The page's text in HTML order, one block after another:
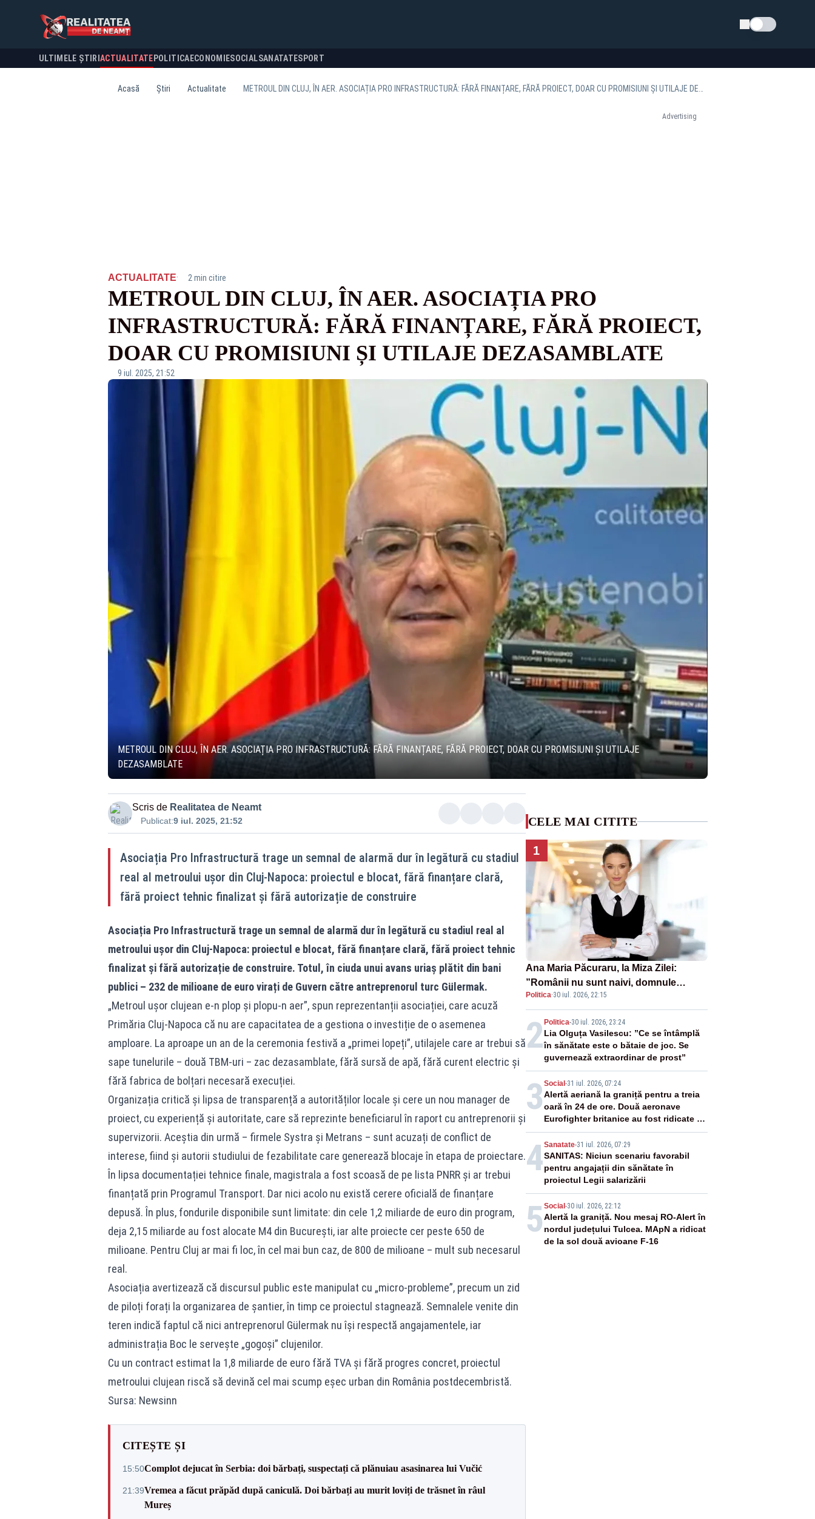
Schimba tema
ULTIMELE ȘTIRI ACTUALITATE POLITICA ECONOMIESOCIALSANATATESPORT
Acasă Știri Actualitate
Advertising
ACTUALITATE· 2 min citire
METROUL DIN CLUJ, ÎN AER. ASOCIAȚIA PRO
INFRASTRUCTURĂ: FĂRĂ FINANȚARE, FĂRĂ PROIECT,
DOAR CU PROMISIUNI ȘI UTILAJE DEZASAMBLATE
9 iul. 2025, 21:52
METROUL DIN CLUJ, ÎN AER. ASOCIAȚIA PRO INFRASTRUCTURĂ: FĂRĂ FINANȚARE, FĂRĂ PROIECT, DOAR CU PROMISIUNI ȘI UTILAJE
DEZASAMBLATE
Scris de Realitatea de Neamt
Publicat:9 iul. 2025, 21:52
Asociația Pro Infrastructură trage un semnal de alarmă dur în legătură cu stadiul
real al metroului ușor din Cluj-Napoca: proiectul e blocat, fără finanțare clară,
fără proiect tehnic finalizat și fără autorizație de construire
Asociația Pro Infrastructură trage un semnal de alarmă dur în legătură cu stadiul real al
metroului ușor din Cluj-Napoca: proiectul e blocat, fără finanțare clară, fără proiect tehnic
finalizat și fără autorizație de construire. Totul, în ciuda unui avans uriaș plătit din bani
publici – 232 de milioane de euro virați de Guvern către antreprenorul turc Gülermak.
„Metroul ușor clujean e-n plop și plopu-n aer”, spun reprezentanții asociației, care acuză
Primăria Cluj-Napoca că nu are capacitatea de a gestiona o investiție de o asemenea
amploare. La aproape un an de la ceremonia festivă a „primei lopeți”, utilajele care ar trebui să
sape tunelurile – două TBM-uri – zac dezasamblate, fără sursă de apă, fără curent electric și
fără fabrica de bolțari necesară execuției.
Organizația critică și lipsa de transparență a autorităților locale și cere un nou manager de
proiect, cu experiență și autoritate, care să reprezinte beneficiarul în raport cu antreprenorii și
supervizorii. Aceștia din urmă – firmele Systra și Metrans – sunt acuzați de conflict de
interese, fiind și autorii studiului de fezabilitate care generează blocaje în etapa de proiectare.
În lipsa documentației tehnice finale, magistrala a fost scoasă de pe lista PNRR și ar trebui
finanțată prin Programul Transport. Dar nici acolo nu există cerere oficială de finanțare
depusă. În plus, fondurile disponibile sunt limitate: din cele 1,2 miliarde de euro din program,
deja 2,15 miliarde au fost alocate M4 din București, iar alte proiecte cer peste 650 de
milioane. Pentru Cluj ar mai fi loc, în cel mai bun caz, de 800 de milioane – mult sub necesarul
real.
Asociația avertizează că discursul public este manipulat cu „micro-probleme”, precum un zid
de piloți forați la organizarea de șantier, în timp ce proiectul stagnează. Semnalele venite din
teren indică faptul că nici antreprenorul Gülermak nu își respectă angajamentele, iar
administrația Boc le servește „gogoși” clujenilor.
Cu un contract estimat la 1,8 miliarde de euro fără TVA și fără progres concret, proiectul
metroului clujean riscă să devină cel mai scump eșec urban din România postdecembristă.
Sursa: Newsinn
CITEȘTE ȘI
15:50Complot dejucat în Serbia: doi bărbați, suspectați că plănuiau asasinarea lui Vučić
21:39Vremea a făcut prăpăd după caniculă. Doi bărbați au murit loviți de trăsnet în râul
Mureș
CELE MAI CITITE
1
Ana Maria Păcuraru, la Miza Zilei:
”Românii nu sunt naivi, domnule
premier Bolojan”
Politica·30 iul. 2026, 22:15
2 Politica-30 iul. 2026, 23:24
Lia Olguța Vasilescu: ”Ce se întâmplă
în sănătate este o bătaie de joc. Se
guvernează extraordinar de prost”
3 Social -31 iul. 2026, 07:24
Alertă aeriană la graniță pentru a treia
oară în 24 de ore. Două aeronave
Eurofighter britanice au fost ridicate de
la sol
4Sanatate-31 iul. 2026, 07:29
SANITAS: Niciun scenariu favorabil
pentru angajații din sănătate în
proiectul Legii salarizării
5 Social -30 iul. 2026, 22:12
Alertă la graniță. Nou mesaj RO-Alert în
nordul județului Tulcea. MApN a ridicat
de la sol două avioane F-16